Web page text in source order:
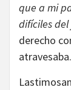
que a mi
difíciles
derecho
atravesaba.